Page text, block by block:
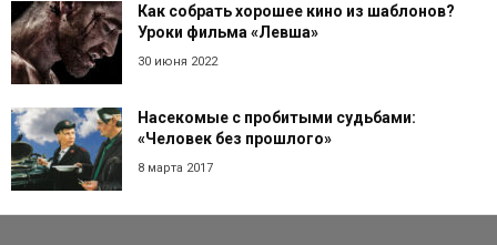
Как собрать хорошее кино из шаблонов?
Уроки фильма «Левша»
30 июня 2022
Насекомые с пробитыми судьбами:
«Человек без прошлого»
8 марта 2017